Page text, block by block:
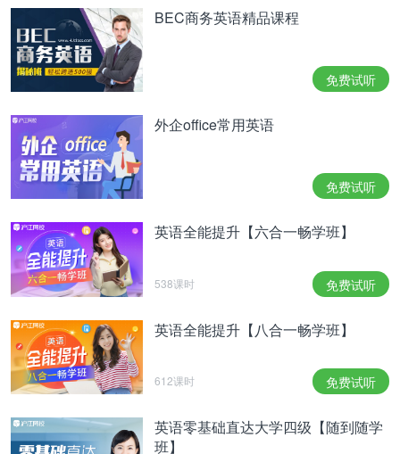
BEC商务英语精品课程
免费试听
外企office常用英语
免费试听
英语全能提升【六合一畅学班】
538课时 免费试听
英语全能提升【八合一畅学班】
612课时 免费试听
英语零基础直达大学四级【随到随学
班】